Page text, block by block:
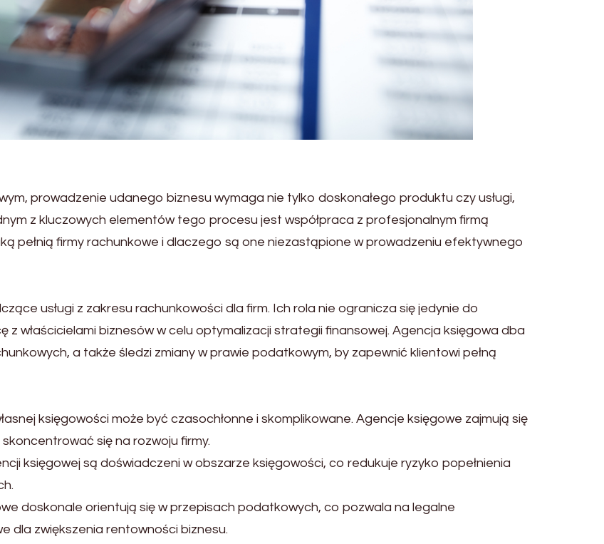
prowadzenie udanego biznesu wymaga nie tylko doskonałego produktu czy usługi,
z kluczowych elementów tego procesu jest współpraca z profesjonalnym firmą
pełnią firmy rachunkowe i dlaczego są one niezastąpione w prowadzeniu efektywnego
usługi z zakresu rachunkowości dla firm. Ich rola nie ogranicza się jedynie do
z właścicielami biznesów w celu optymalizacji strategii finansowej. Agencja księgowa dba
a także śledzi zmiany w prawie podatkowym, by zapewnić klientowi pełną
księgowości może być czasochłonne i skomplikowane. Agencje księgowe zajmują się
się na rozwoju firmy.
księgowej są doświadczeni w obszarze księgowości, co redukuje ryzyko popełnienia
doskonale orientują się w przepisach podatkowych, co pozwala na legalne
dla zwiększenia rentowności biznesu.